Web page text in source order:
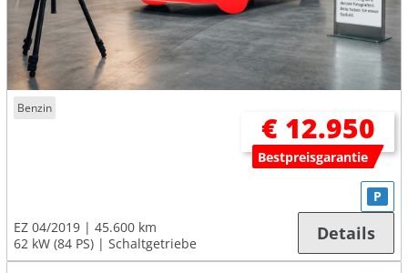
Benzin
€ 12.950
Bestpreisgarantie
EZ 04/2019
45.600 km
62 kW (84 PS)
Schaltgetriebe
P
Details